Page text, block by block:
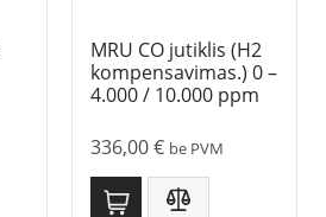
MRU CO jutiklis (H2
kompensavimas.) 0 –
4.000 / 10.000 ppm
336,00€ be PVM